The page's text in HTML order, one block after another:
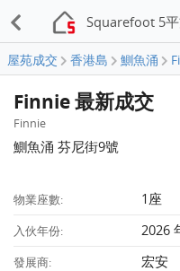
Squarefoot 5
屋苑成交 香港島 鰂魚涌
Finnie 最新成交
Finnie
鰂魚涌 芬尼街9號
物業座數: 1座
入伙年份: 2026
發展商: 宏安